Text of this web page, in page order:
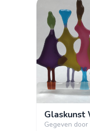
Glaskunst
Gegeven door